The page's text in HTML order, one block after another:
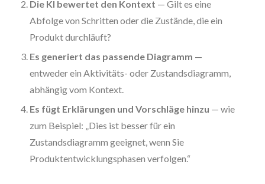
Die KI bewertet den Kontext — Gilt es eine
Abfolge von Schritten oder die Zustände, die ein
Produkt durchläuft?
Es generiert das passende Diagramm —
entweder ein Aktivitäts- oder Zustandsdiagramm,
abhängig vom Kontext.
Es fügt Erklärungen und Vorschläge hinzu — wie
zum Beispiel: „Dies ist besser für ein
Zustandsdiagramm geeignet, wenn Sie
Produktentwicklungsphasen verfolgen.“